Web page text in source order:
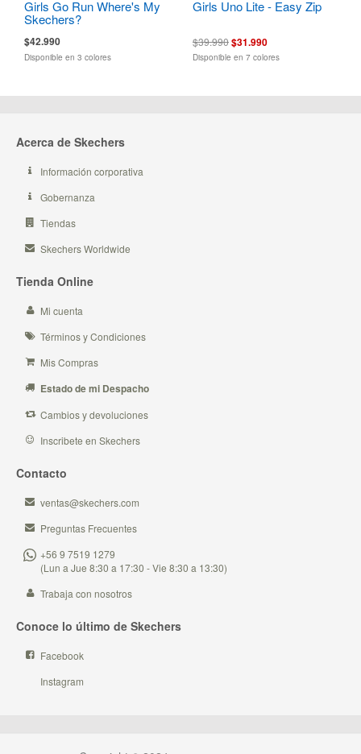
Girls Go Run Where's My
Skechers?
$42.990
Disponible en 3 colores
Girls Uno Lite - Easy Zip
$39.990$31.990
Disponible en 7 colores
Acerca de Skechers
Información corporativa
Gobernanza
Tiendas
Skechers Worldwide
Tienda Online
Mi cuenta
Términos y Condiciones
Mis Compras
Estado de mi Despacho
Cambios y devoluciones
Inscribete en Skechers
Contacto
ventas@skechers.com
Preguntas Frecuentes
+56 9 7519 1279
(Lun a Jue 8:30 a 17:30 - Vie 8:30 a 13:30)
Trabaja con nosotros
Conoce lo último de Skechers
Facebook
Instagram